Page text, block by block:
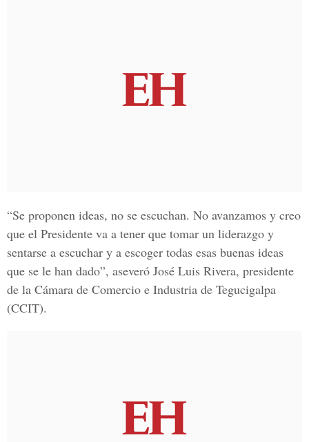
“Se proponen ideas, no se escuchan. No avanzamos y creo
que el Presidente va a tener que tomar un liderazgo y
sentarse a escuchar y a escoger todas esas buenas ideas
que se le han dado”, aseveró José Luis Rivera, presidente
de la Cámara de Comercio e Industria de Tegucigalpa
(CCIT).